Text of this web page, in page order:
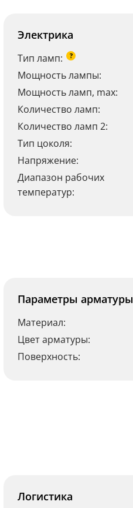
Электрика
Тип ламп: ?
Мощность лампы:
Мощность ламп, max:
Количество ламп:
Количество ламп 2:
Тип цоколя:
Напряжение:
Диапазон рабочих
температур:
Параметры арматуры
Материал:
Цвет арматуры:
Поверхность:
Логистика